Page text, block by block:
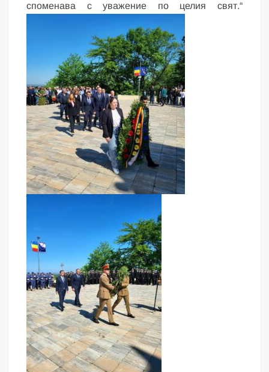
споменава с уважение по целия свят.“